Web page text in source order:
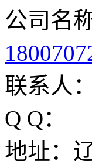
公司名
联系人
Q Q：
地址：